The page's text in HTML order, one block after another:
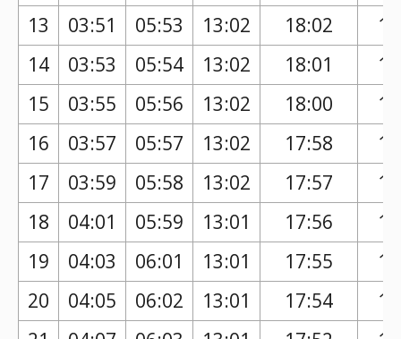
13 03:51 05:53 13:02 18:02
14
03:53 05:54 13:02 18:01
15
03:55 05:56 13:02 18:00
16
03:57 05:57 13:02 17:58
17
03:59 05:58 13:02 17:57
18
04:01 05:59 13:01 17:56
19
04:03 06:01 13:01 17:55
20
04:05 06:02 13:01 17:54